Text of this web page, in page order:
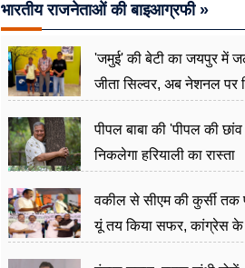
भारतीय राजनेताओं की बाइआग्रफी »
'जमुई' की बेटी का जयपुर में
जीता सिल्वर, अब नेशनल पर
पीपल बाबा की 'पीपल की
निकलेगा हरियाली का रास्ता
वकील से सीएम की कुर्सी तक
यूं तय किया सफर, कांग्रेस के